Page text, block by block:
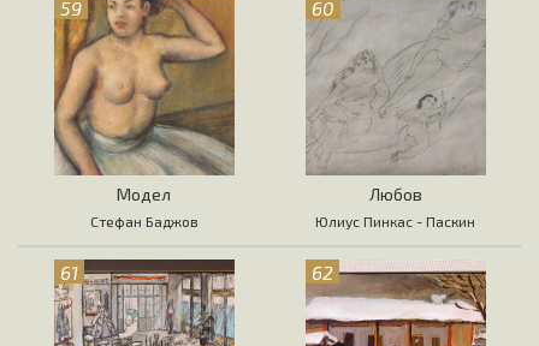
59
Модел
Стефан Баджов
60
Любов
Юлиус Пинкас - Паскин
61 62